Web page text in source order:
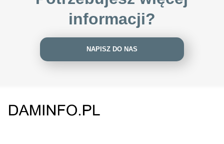
informacji?
NAPISZ DO NAS